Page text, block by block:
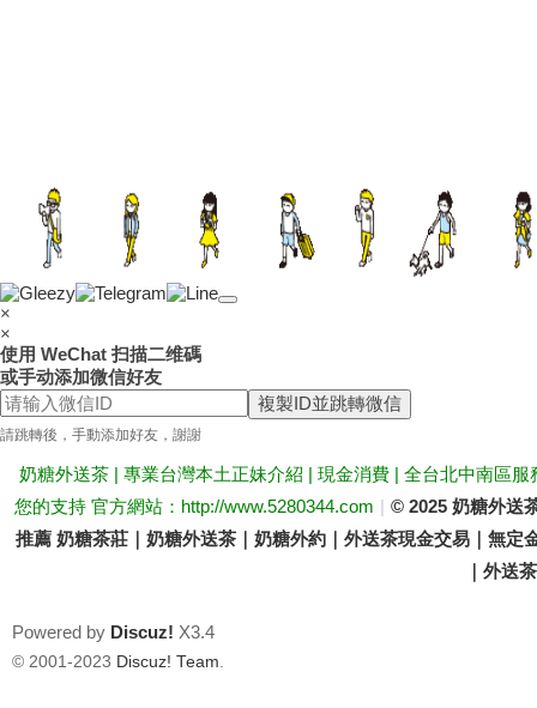
×
×
使用 WeChat 扫描二维碼
或手动添加微信好友
複製ID並跳轉微信
請跳轉後，手動添加好友，謝謝
奶糖外送茶 | 專業台灣本土正妹介紹 | 現金消費 | 全台北中南區
您的支持 官方網站：http://www.5280344.com | © 2025 奶糖外送
推薦 奶糖茶莊｜奶糖外送茶｜奶糖外約｜外送茶現金交易｜無
｜外送
Powered by Discuz! X3.4
© 2001-2023 Discuz! Team.